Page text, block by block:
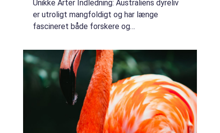
Unikke Arter Indledning: Australiens dyreliv
er utroligt mangfoldigt og har længe
fascineret både forskere og
beliggenhed har resulteret i udviklingen af
unikke arter, ...